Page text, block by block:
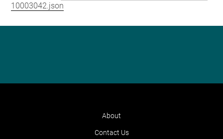
10003042.json
About
Contact Us